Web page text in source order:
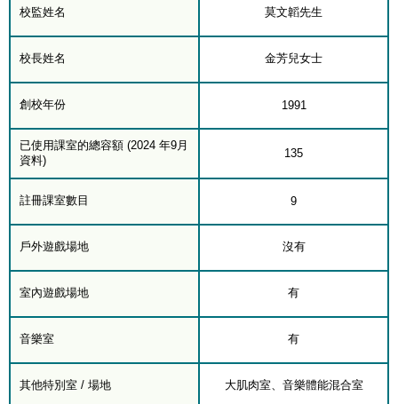
校監姓名 莫文韜先生
校長姓名 金芳兒女士
創校年份 1991
已使用課室的總容額 (2024 年9月
資料)
135
註冊課室數目 9
戶外遊戲場地 沒有
室內遊戲場地 有
音樂室 有
其他特別室 / 場地 大肌肉室、音樂體能混合室